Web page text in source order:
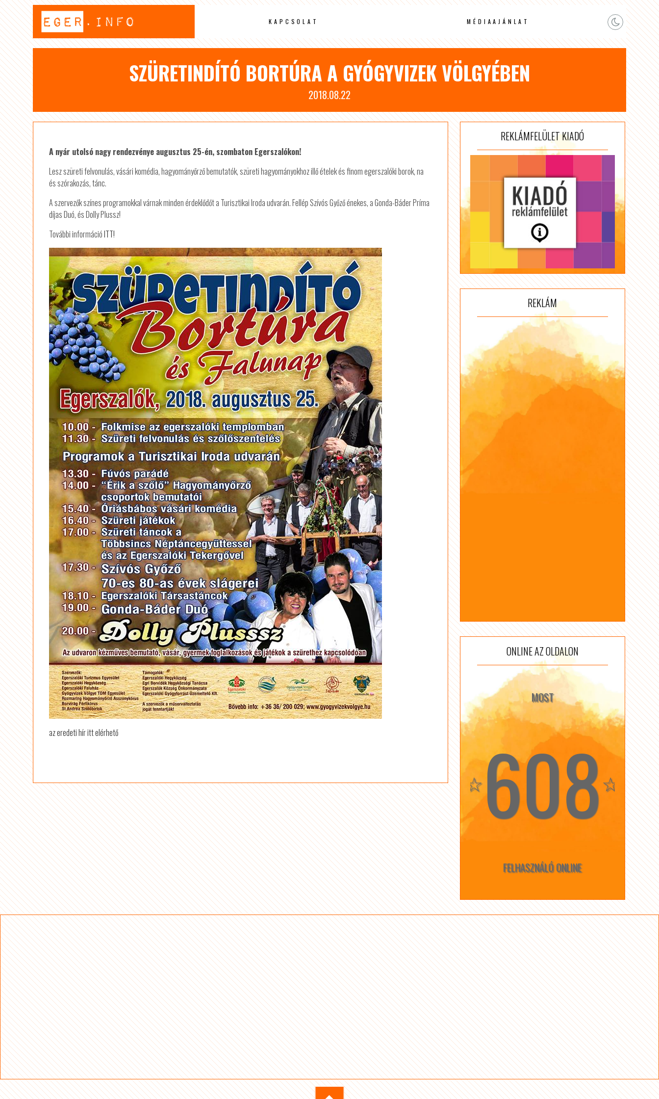
KAPCSOLAT MÉDIAAJÁNLAT
SZÜRETINDÍTÓ BORTÚRA A GYÓGYVIZEK VÖLGYÉBEN
2018.08.22
A nyár utolsó nagy rendezvénye augusztus 25-én, szombaton Egerszalókon!
Lesz szüreti felvonulás, vásári komédia, hagyományőrző bemutatók, szüreti hagyományokhoz illő ételek és finom egerszalóki borok, na
és szórakozás, tánc.
A szervezők színes programokkal várnak minden érdeklődőt a Turisztikai Iroda udvarán. Fellép Szívós Győző énekes, a Gonda-Báder Príma
díjas Duó, és Dolly Plussz!
További információITT!
az eredeti hír itt elérhető
REKLÁMFELÜLET KIADÓ
REKLÁM
ONLINE AZ OLDALON
MOST
☆608☆
FELHASZNÁLÓ ONLINE